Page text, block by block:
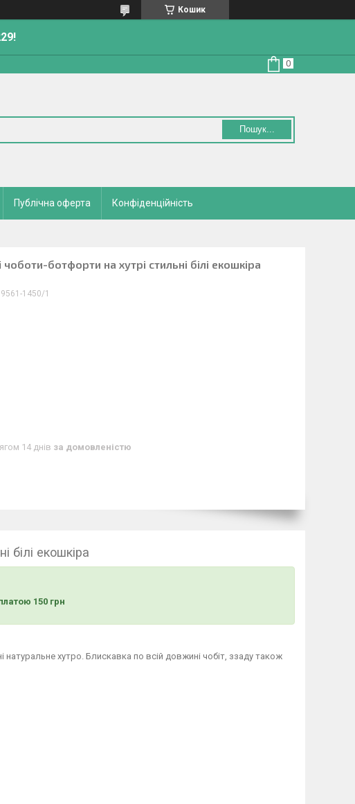
Кошик
Пошук...
Публічна оферта Конфіденційність
ботфорти на хутрі стильні білі екошкіра
1450/1
14 днів за домовленістю
білі екошкіра
150 грн
хутро. Блискавка по всій довжині чобіт, ззаду також